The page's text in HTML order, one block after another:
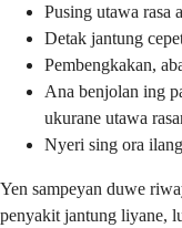
Pusing utawa rasa
Detak jantung
Pembengkakan,
Ana benjolan ing
ukurane utawa
Nyeri sing ora
Yen sampeyan duwe
penyakit jantung liyane,